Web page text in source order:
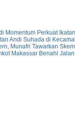
Momentum Perkuat
Andi Suhada di
Munafri Tawarkan
Makassar Benahi